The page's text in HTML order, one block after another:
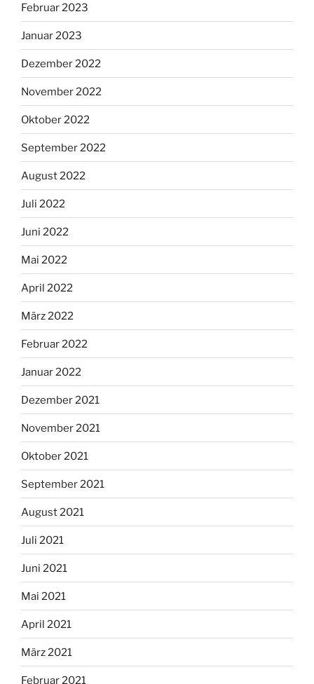
Februar 2023
Januar 2023
Dezember 2022
November 2022
Oktober 2022
September 2022
August 2022
Juli 2022
Juni 2022
Mai 2022
April 2022
März 2022
Februar 2022
Januar 2022
Dezember 2021
November 2021
Oktober 2021
September 2021
August 2021
Juli 2021
Juni 2021
Mai 2021
April 2021
März 2021
Februar 2021